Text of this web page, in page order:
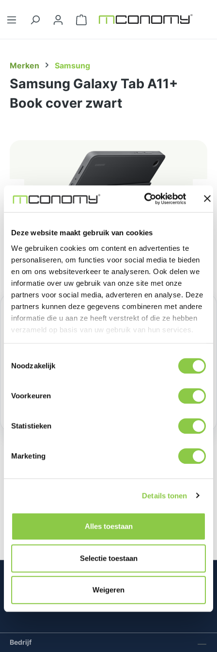
Deze website maakt gebruik van cookies
We gebruiken cookies om content en advertenties te
personaliseren, om functies voor social media te bieden
en om ons websiteverkeer te analyseren. Ook delen we
informatie over uw gebruik van onze site met onze
partners voor social media, adverteren en analyse. Deze
partners kunnen deze gegevens combineren met andere
informatie die u aan ze heeft verstrekt of die ze hebben
verzameld op basis van uw gebruik van hun services.
Noodzakelijk
Voorkeuren
Statistieken
Marketing
Details tonen
Alles toestaan
Selectie toestaan
Weigeren
Winkelwagentje bevat 0 artikelen.
Merken Samsung
Samsung Galaxy Tab A11+
Book cover zwart
Normale prijs:
€ 45,45
Prijzen excl. BTW
Producthoeveelheid: Voer de
Productnummer:
Beschrijving
Bescherm je Samsung Galaxy Tab A11+ met de
Bedrijf